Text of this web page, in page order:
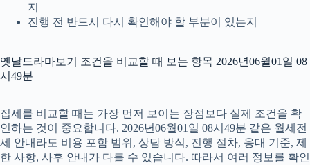
지
진행 전 반드시 다시 확인해야 할 부분이 있는지
옛날드라마보기 조건을 비교할 때 보는 항목 2026년06월01일 08
시49분
집세를 비교할 때는 가장 먼저 보이는 장점보다 실제 조건을 확
인하는 것이 중요합니다. 2026년06월01일 08시49분 같은 월세전
세 안내라도 비용 포함 범위, 상담 방식, 진행 절차, 응대 기준, 제
한 사항, 사후 안내가 다를 수 있습니다. 따라서 여러 정보를 확인